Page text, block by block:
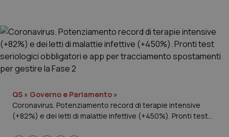
Cronache
Regioni e Asl
QS » Governo e Parlamento »
Coronavirus. Potenziamento record di terapie intensive
(+82%) e dei letti di malattie infettive (+450%). Pronti test